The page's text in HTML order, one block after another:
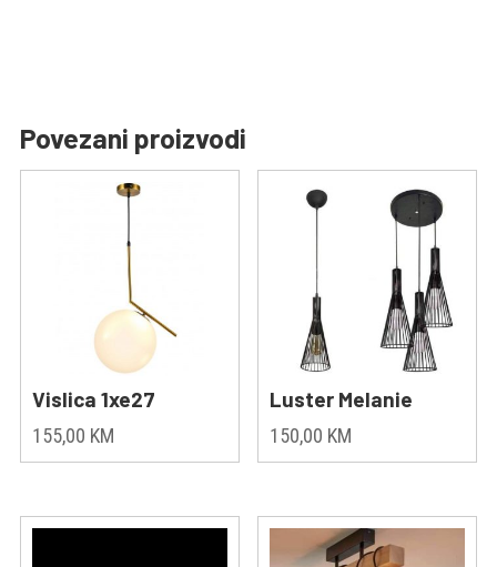
Povezani proizvodi
Vislica 1xe27
155,00 KM
Luster Melanie
150,00 KM